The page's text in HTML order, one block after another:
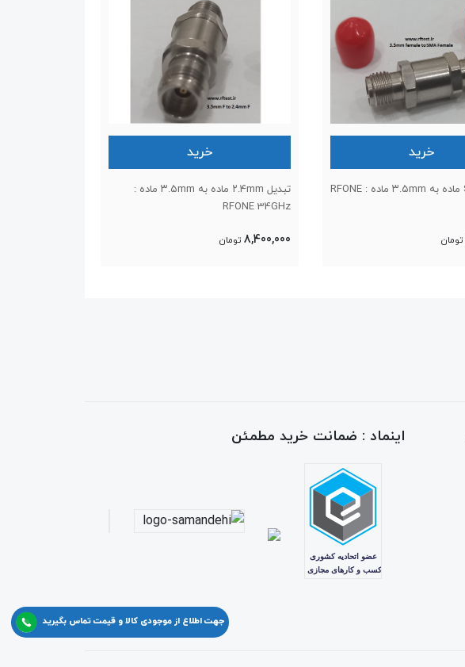
خرید
تبدیل SMA ماده به ۳.۵mm ماده : RFONE
تومان
خرید
تبدیل ۲.۴mm ماده به ۳.۵mm ماده :
RFONE 34GHz
8,400,000 تومان
اینماد : ضمانت خرید مطمئن
جهت اطلاع از موجودی کالا و قیمت تماس بگیرید